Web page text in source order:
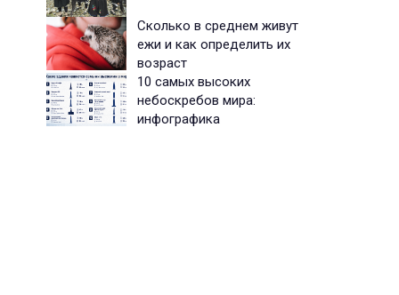
Сколько в среднем живут
ежи и как определить их
возраст
10 самых высоких
небоскребов мира:
инфографика